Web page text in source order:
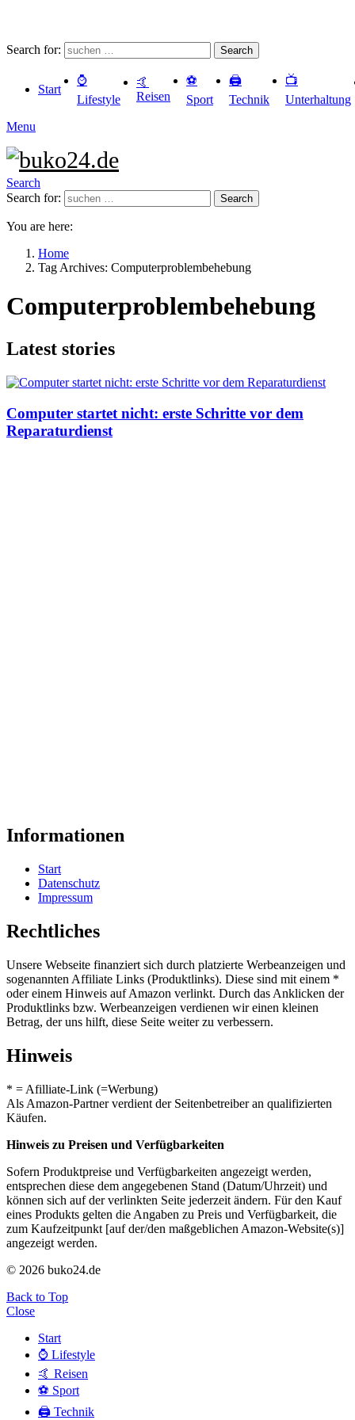
Search for: Search
Start
⌚️
Lifestyle
🤙
Reisen
⚽️
Sport
🖨️
Technik
📺
Unterhaltung
Menu
Search
Search for:
Search
You are here:
Home
Tag Archives: Computerproblembehebung
Computerproblembehebung
Latest stories
Computer startet nicht: erste Schritte vor dem
Reparaturdienst
Informationen
Start
Datenschutz
Impressum
Rechtliches
Unsere Webseite finanziert sich durch platzierte Werbeanzeigen und
sogenannten Affiliate Links (Produktlinks). Diese sind mit einem *
oder einem Hinweis auf Amazon verlinkt. Durch das Anklicken der
Produktlinks bzw. Werbeanzeigen verdienen wir einen kleinen
Betrag, der uns hilft, diese Seite weiter zu verbessern.
Hinweis
* = Afilliate-Link (=Werbung)
Als Amazon-Partner verdient der Seitenbetreiber an qualifizierten
Käufen.
Hinweis zu Preisen und Verfügbarkeiten
Sofern Produktpreise und Verfügbarkeiten angezeigt werden,
entsprechen diese dem angegebenen Stand (Datum/Uhrzeit) und
können sich auf der verlinkten Seite jederzeit ändern. Für den Kauf
eines Produkts gelten die Angaben zu Preis und Verfügbarkeit, die
zum Kaufzeitpunkt [auf der/den maßgeblichen Amazon-Website(s)]
angezeigt werden.
© 2026 buko24.de
Back to Top
Close
Start
⌚️ Lifestyle
🤙 Reisen
⚽️ Sport
🖨️ Technik